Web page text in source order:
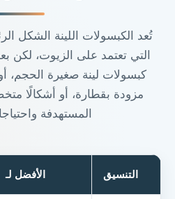
تُعد الكبسولات اللينة الشكل
التي تعتمد على الزيوت، لكن
كبسولات لينة صغيرة الحجم،
مزودة بقطارة، أو أشكالًا
المستهدفة
التنسيق الأفضل لـ